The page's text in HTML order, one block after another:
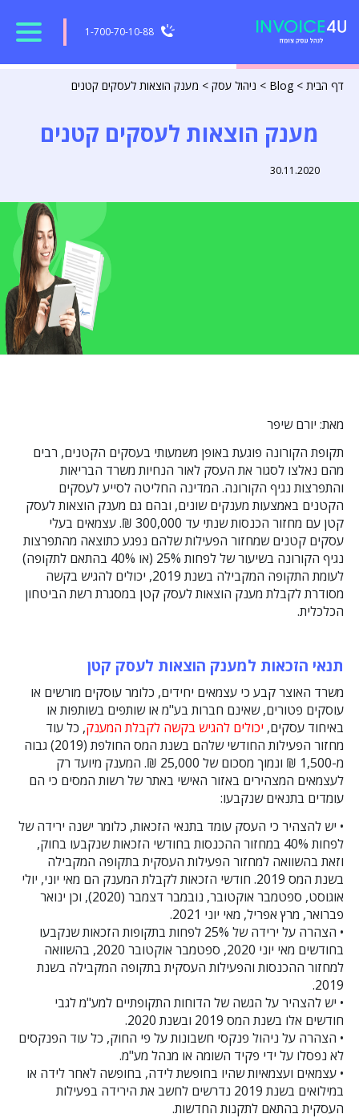
1-700-70-10-88
דף הבית >
Blog
> ניהול עסק > מענק הוצאות לעסקים קטנים
מענק הוצאות לעסקים קטנים
30.11.2020
מאת: יורם שיפר
תקופת הקורונה פוגעת באופן משמעותי בעסקים הקטנים, רבים
מהם נאלצו לסגור את העסק לאור הנחיות משרד הבריאות
והתפרצות נגיף הקורונה. המדינה החליטה לסייע לעסקים
הקטנים באמצעות מענקים שונים, ובהם גם מענק הוצאות לעסק
קטן עם מחזור הכנסות שנתי עד 300,000 ₪. עצמאים בעלי
עסקים קטנים שמחזור הפעילות שלהם נפגע כתוצאה מהתפרצות
נגיף הקורונה בשיעור של לפחות 25% (או 40% בהתאם לתקופה)
לעומת התקופה המקבילה בשנת 2019, יכולים להגיש בקשה
מסודרת לקבלת מענק הוצאות לעסק קטן במסגרת רשת הביטחון
הכלכלית.
תנאי הזכאות למענק הוצאות לעסק קטן
משרד האוצר קבע כי עצמאים יחידים, כלומר עוסקים מורשים או
עוסקים פטורים, שאינם חברות בע"מ או שותפים בשותפות או
באיחוד עסקים, יכולים להגיש בקשה לקבלת המענק, כל עוד
מחזור הפעילות החודשי שלהם בשנת המס החולפת (2019) גבוה
מ-1,500 ₪ ונמוך מסכום של 25,000 ₪. המענק מיועד רק
לעצמאים המצהירים באזור האישי באתר של רשות המסים כי הם
עומדים בתנאים שנקבעו:
• יש להצהיר כי העסק עומד בתנאי הזכאות, כלומר ישנה ירידה של
לפחות 40% במחזור ההכנסות בחודשי הזכאות שנקבעו בחוק,
וזאת בהשוואה למחזור הפעילות העסקית בתקופה המקבילה
בשנת המס 2019. חודשי הזכאות לקבלת המענק הם מאי יוני, יולי
אוגוסט, ספטמבר אוקטובר, נובמבר דצמבר (2020), וכן ינואר
פברואר, מרץ אפריל, מאי יוני 2021.
• הצהרה על ירידה של 25% לפחות בתקופות הזכאות שנקבעו
בחודשים מאי יוני 2020, ספטמבר אוקטובר 2020, בהשוואה
למחזור ההכנסות והפעילות העסקית בתקופה המקבילה בשנת
2019.
• יש להצהיר על הגשה של הדוחות התקופתיים למע"מ לגבי
חודשים אלו בשנת המס 2019 ובשנת 2020.
• הצהרה על ניהול פנקסי חשבונות על פי החוק, כל עוד הפנקסים
לא נפסלו על ידי פקיד השומה או מנהל מע"מ.
• עצמאים ועצמאיות שהיו בחופשת לידה, בחופשה לאחר לידה או
במילואים בשנת 2019 נדרשים לחשב את הירידה בפעילות
העסקית בהתאם לתקנות החדשות.